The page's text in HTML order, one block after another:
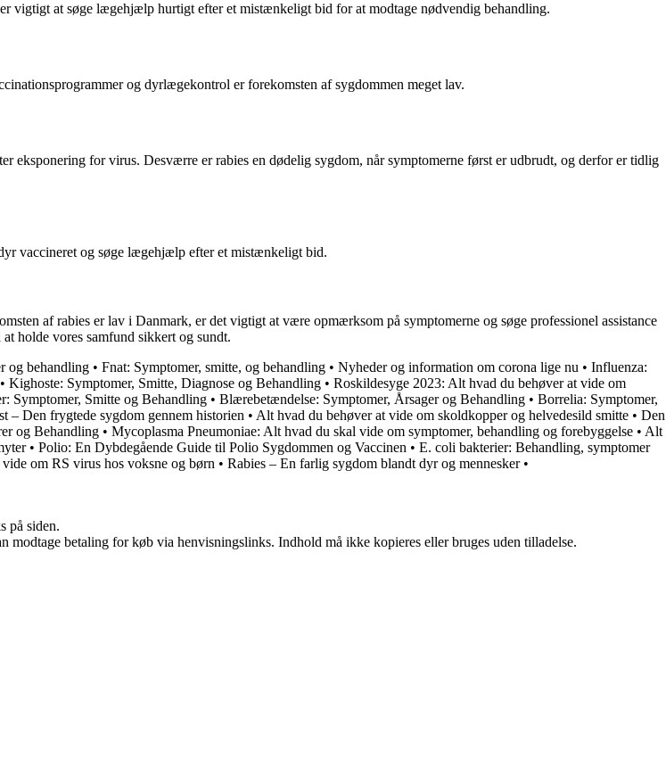
vigtigt at søge lægehjælp hurtigt efter et mistænkeligt bid for at modtage nødvendig behandling.
og dyrlægekontrol er forekomsten af sygdommen meget lav.
eksponering for virus. Desværre er rabies en dødelig sygdom, når symptomerne først er udbrudt, og derfor er tidlig
vaccineret og søge lægehjælp efter et mistænkeligt bid.
af rabies er lav i Danmark, er det vigtigt at være opmærksom på symptomerne og søge professionel assistance
holde vores samfund sikkert og sundt.
og behandling • Fnat: Symptomer, smitte, og behandling • Nyheder og information om corona lige nu • Influenza:
• Kighoste: Symptomer, Smitte, Diagnose og Behandling • Roskildesyge 2023: Alt hvad du behøver at vide om
Symptomer, Smitte og Behandling • Blærebetændelse: Symptomer, Årsager og Behandling • Borrelia: Symptomer,
– Den frygtede sygdom gennem historien • Alt hvad du behøver at vide om skoldkopper og helvedesild smitte • Den
og Behandling • Mycoplasma Pneumoniae: Alt hvad du skal vide om symptomer, behandling og forebyggelse • Alt
• Polio: En Dybdegående Guide til Polio Sygdommen og Vaccinen • E. coli bakterier: Behandling, symptomer
om RS virus hos voksne og børn • Rabies – En farlig sygdom blandt dyr og mennesker•
på siden.
betaling for køb via henvisningslinks. Indhold må ikke kopieres eller bruges uden tilladelse.